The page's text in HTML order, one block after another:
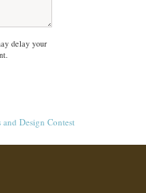
delay your
and Design Contest